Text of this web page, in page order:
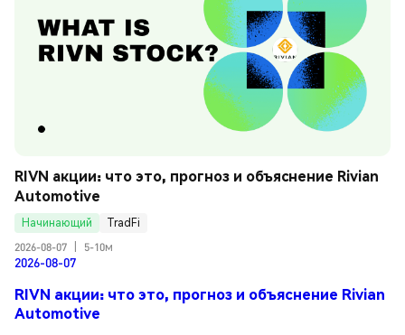
RIVN акции: что это, прогноз и объяснение Rivian
Automotive
Начинающий
TradFi
2026-08-07
5-10м
2026-08-07
RIVN акции: что это, прогноз и объяснение Rivian
Automotive